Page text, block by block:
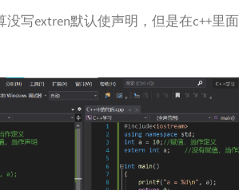
写extren默认使声明，但是在c++里